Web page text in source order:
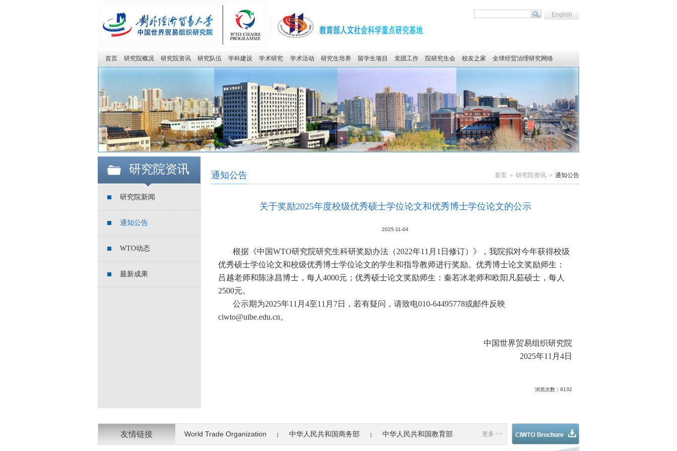
English
首页 研究院概况 研究院资讯 研究队伍 学科建设 学术研究 学术活动 研究生培养 留学生项目 党团工作 院研究生会 校友之家 全球经贸治理研究网络
研究院资讯
研究院新闻
通知公告
WTO动态
最新成果
通知公告 首页 ＞ 研究院资讯 ＞ 通知公告
关于奖励2025年度校级优秀硕士学位论文和优秀博士学位论文的公示
2025-11-04
根据《中国WTO研究院研究生科研奖励办法（2022年11月1日修订）》，我院拟对今年获得校级
优秀硕士学位论文和校级优秀博士学位论文的学生和指导教师进行奖励。优秀博士论文奖励师生：
吕越老师和陈泳昌博士，每人4000元；优秀硕士论文奖励师生：秦若冰老师和欧阳凡茹硕士，每人
2500元。
公示期为2025年11月4至11月7日，若有疑问，请致电010-64495778或邮件反映
ciwto@uibe.edu.cn。
中国世界贸易组织研究院
2025年11月4日
浏览次数： 8132
友情链接 World Trade Organization 中华人民共和国商务部 中华人民共和国教育部 更多 >>